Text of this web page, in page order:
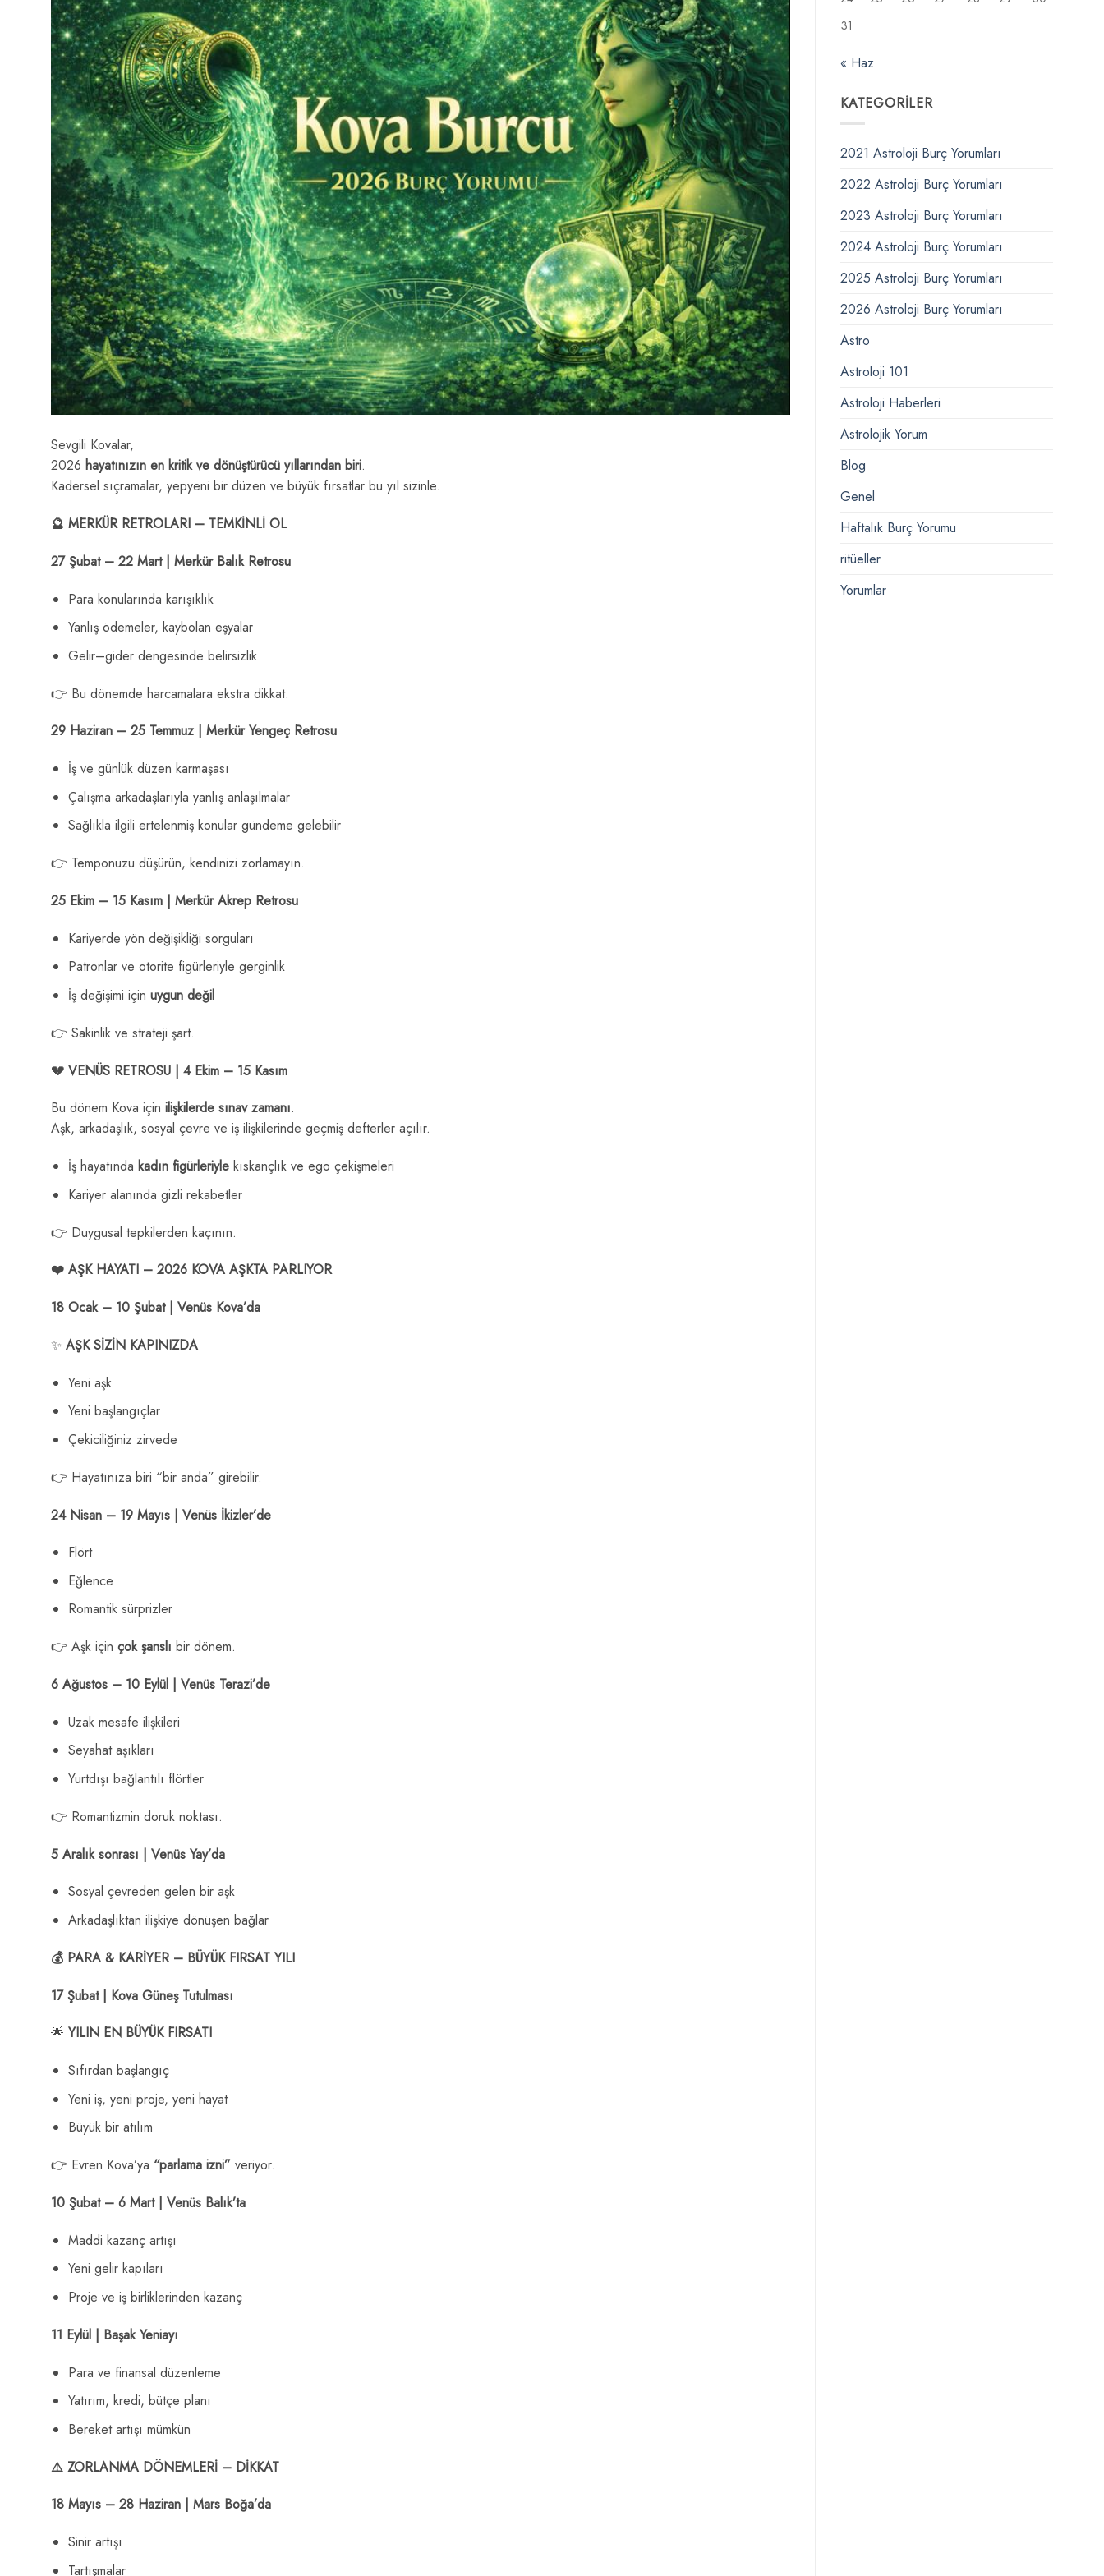
Sevgili Kovalar,
2026 hayatınızın en kritik ve dönüştürücü yıllarından biri.
Kadersel sıçramalar, yepyeni bir düzen ve büyük fırsatlar bu yıl sizinle.
🔮 MERKÜR RETROLARI – TEMKİNLİ OL
27 Şubat – 22 Mart | Merkür Balık Retrosu
Para konularında karışıklık
Yanlış ödemeler, kaybolan eşyalar
Gelir–gider dengesinde belirsizlik
👉 Bu dönemde harcamalara ekstra dikkat.
29 Haziran – 25 Temmuz | Merkür Yengeç Retrosu
İş ve günlük düzen karmaşası
Çalışma arkadaşlarıyla yanlış anlaşılmalar
Sağlıkla ilgili ertelenmiş konular gündeme gelebilir
👉 Temponuzu düşürün, kendinizi zorlamayın.
25 Ekim – 15 Kasım | Merkür Akrep Retrosu
Kariyerde yön değişikliği sorguları
Patronlar ve otorite figürleriyle gerginlik
İş değişimi için uygun değil
👉 Sakinlik ve strateji şart.
💔 VENÜS RETROSU | 4 Ekim – 15 Kasım
Bu dönem Kova için ilişkilerde sınav zamanı.
Aşk, arkadaşlık, sosyal çevre ve iş ilişkilerinde geçmiş defterler açılır.
İş hayatında kadın figürleriylekıskançlık ve ego çekişmeleri
Kariyer alanında gizli rekabetler
👉 Duygusal tepkilerden kaçının.
❤️ AŞK HAYATI – 2026 KOVA AŞKTA PARLIYOR
18 Ocak – 10 Şubat | Venüs Kova’da
✨ AŞK SİZİN KAPINIZDA
Yeni aşk
Yeni başlangıçlar
Çekiciliğiniz zirvede
👉 Hayatınıza biri “bir anda” girebilir.
24 Nisan – 19 Mayıs | Venüs İkizler’de
Flört
Eğlence
Romantik sürprizler
👉 Aşk için çok şanslı bir dönem.
6 Ağustos – 10 Eylül | Venüs Terazi’de
Uzak mesafe ilişkileri
Seyahat aşıkları
Yurtdışı bağlantılı flörtler
👉 Romantizmin doruk noktası.
5 Aralık sonrası | Venüs Yay’da
Sosyal çevreden gelen bir aşk
Arkadaşlıktan ilişkiye dönüşen bağlar
💰 PARA & KARİYER – BÜYÜK FIRSAT YILI
17 Şubat | Kova Güneş Tutulması
🌟 YILIN EN BÜYÜK FIRSATI
Sıfırdan başlangıç
Yeni iş, yeni proje, yeni hayat
Büyük bir atılım
👉 Evren Kova’ya “parlama izni” veriyor.
10 Şubat – 6 Mart | Venüs Balık’ta
Maddi kazanç artışı
Yeni gelir kapıları
Proje ve iş birliklerinden kazanç
11 Eylül | Başak Yeniayı
Para ve finansal düzenleme
Yatırım, kredi, bütçe planı
Bereket artışı mümkün
⚠️ ZORLANMA DÖNEMLERİ – DİKKAT
18 Mayıs – 28 Haziran | Mars Boğa’da
Sinir artışı
Tartışmalar
31
« Haz
KATEGORILER
2021 Astroloji Burç Yorumları
2022 Astroloji Burç Yorumları
2023 Astroloji Burç Yorumları
2024 Astroloji Burç Yorumları
2025 Astroloji Burç Yorumları
2026 Astroloji Burç Yorumları
Astro
Astroloji 101
Astroloji Haberleri
Astrolojik Yorum
Blog
Genel
Haftalık Burç Yorumu
ritüeller
Yorumlar